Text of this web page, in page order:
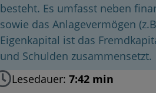
besteht. Es umfasst neben
sowie das Anlagevermögen
Eigenkapital ist das
und Schulden zusammensetzt.
Lesedauer: 7:42 min